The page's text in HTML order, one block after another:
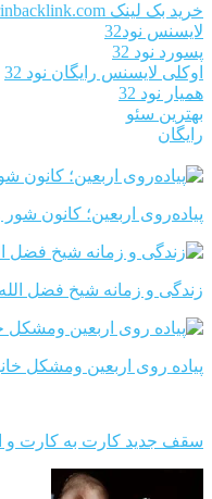
خرید بک لینک behtarinbacklink.com
لایسنس نود32
پسورد نود 32
اوکلی لایسنس رایگان نود 32
همیار نود 32
بهترین سئو
رایگان
پیاده‌روی اربعین؛ کانون
زندگی و زمانه شیخ فضل
پیاده روی اربعین ومشکل
سقف جدید کارت به کارت و